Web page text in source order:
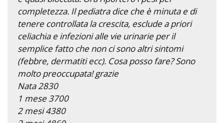
completezza. Il pediatra dice che è minuta e di
tenere controllata la crescita, esclude a priori
celiachia e infezioni alle vie urinarie per il
semplice fatto che non ci sono altri sintomi
(febbre, dermatiti ecc). Cosa posso fare? Sono
molto preoccupata! grazie
Nata 2830
1 mese 3700
2 mesi 4380